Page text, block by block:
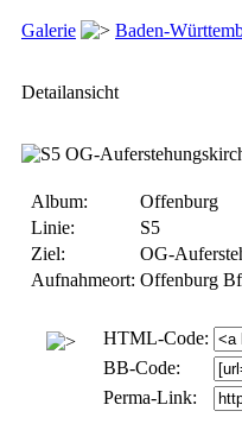
Galerie Baden-
Detailansicht
Album:
Offenburg
Linie:
S5
Ziel:
OG-
Aufnahmeort: Offenburg
HTML-Code:
BB-Code:
Perma-Link: